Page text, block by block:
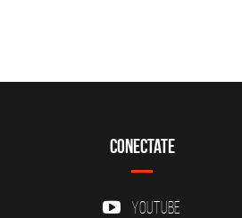
Conectate
YouTube